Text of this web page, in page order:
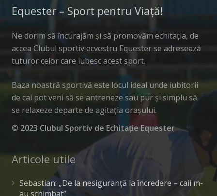
Equester – Sport pentru Viață!
Ne dorim să încurajăm și să promovăm echitația, de
accea Clubul sportiv ecvestru Equester se adresează
tuturor celor care iubesc acest sport.
Baza noastră sportivă este locul ideal unde iubitorii
de cai pot veni să se antreneze sau pur și simplu să
se relaxeze departe de agitația orașului.
© 2023 Clubul Sportiv de Echitație Equester
Articole utile
Sebastian: „De la nesiguranță la încredere – caii m-
au schimbat”